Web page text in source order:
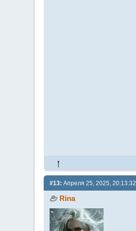
#13: Апреля 25, 2025, 20:13:32
Rina